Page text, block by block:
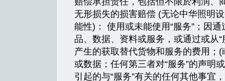
无形损失的损害赔偿 (无论中华照明
能性)： 使用或未能使用“服务”；因
品、数据、资料或服务，或通过或从
产生的获取替代货物和服务的费用；
或数据；任何第三者对“服务”的声明
引起的与“服务”有关的任何其他事宜